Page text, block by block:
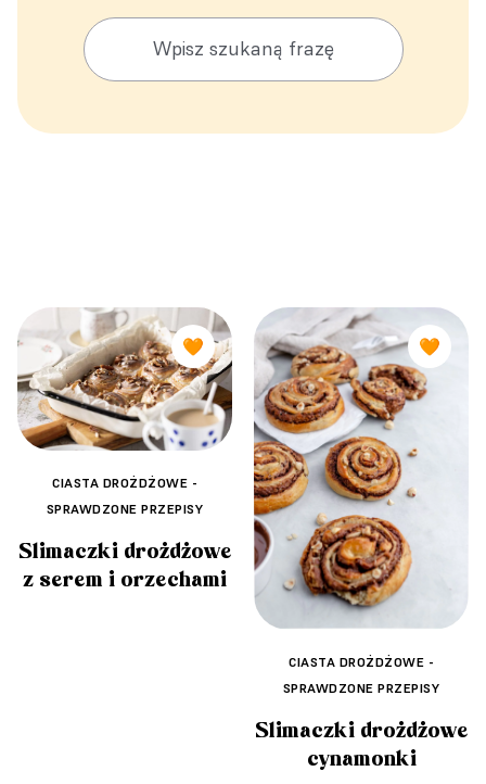
🧡
CIASTA DROŻDŻOWE -
SPRAWDZONE PRZEPISY
Ślimaczki drożdżowe
z serem i orzechami
🧡
CIASTA DROŻDŻOWE -
SPRAWDZONE PRZEPISY
Ślimaczki drożdżowe
cynamonki